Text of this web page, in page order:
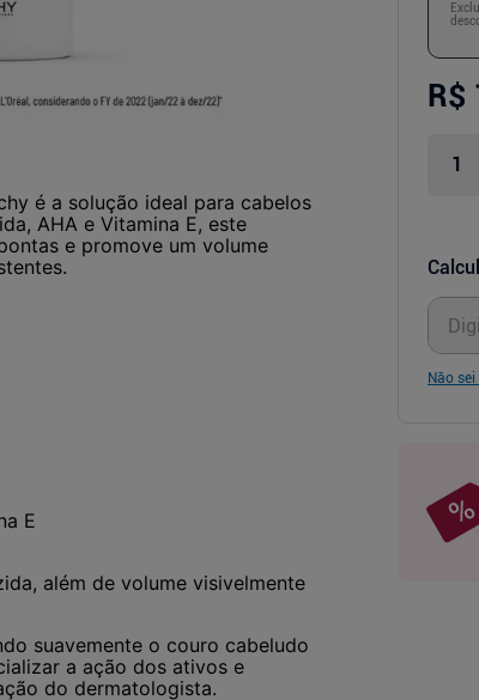
é a solução ideal para cabelos
AHA e Vitamina E, este
e promove um volume
E
além de volume visivelmente
suavemente o couro cabeludo
a ação dos ativos e
do dermatologista.
R$
Não sei